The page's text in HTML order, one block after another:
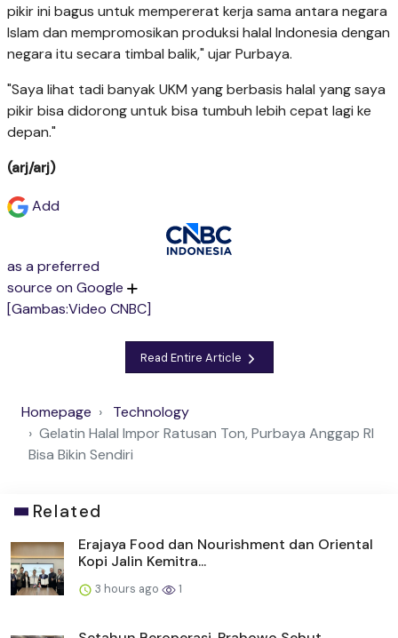
pikir ini bagus untuk mempererat kerja sama antara negara
Islam dan mempromosikan produksi halal Indonesia dengan
negara itu secara timbal balik," ujar Purbaya.
"Saya lihat tadi banyak UKM yang berbasis halal yang saya
pikir bisa didorong untuk bisa tumbuh lebih cepat lagi ke
depan."
(arj/arj)
Add
as a preferred
source on Google
[Gambas:Video CNBC]
Read Entire Article
Homepage
Technology
Gelatin Halal Impor Ratusan Ton, Purbaya Anggap RI
Bisa Bikin Sendiri
Related
Erajaya Food dan Nourishment dan Oriental
Kopi Jalin Kemitra...
3 hours ago 1